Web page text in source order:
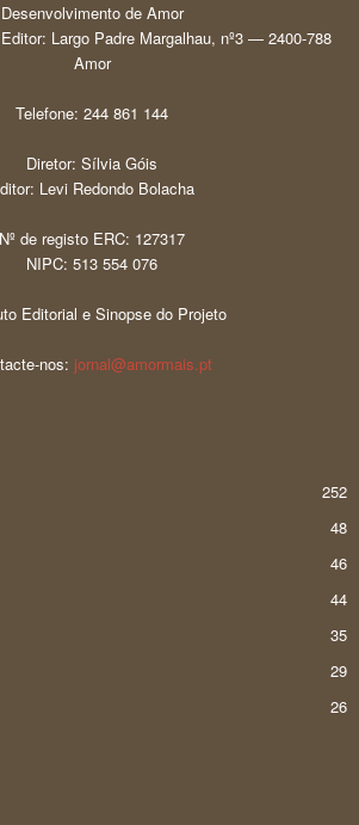
Desenvolvimento de Amor
Largo Padre Margalhau, nº3 — 2400-788
Amor
Telefone: 244 861 144
Diretor: Sílvia Góis
Levi Redondo Bolacha
Nº de registo ERC: 127317
NIPC: 513 554 076
Editorial e Sinopse do Projeto
nos: jornal@amormais.pt
252
48
46
44
35
29
26